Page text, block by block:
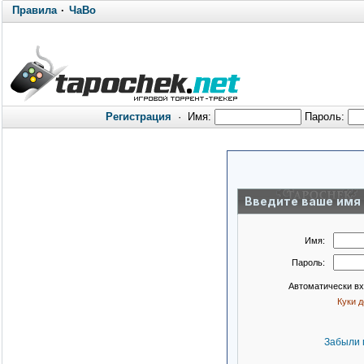
Правила· ЧаВо
Регистрация · Имя: Пароль:
Введите ваше имя
Имя:
Пароль:
Автоматически
Куки
Забыли